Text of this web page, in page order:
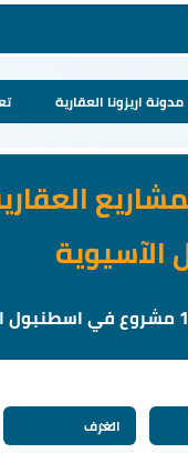
مدونة اريزونا العقارية